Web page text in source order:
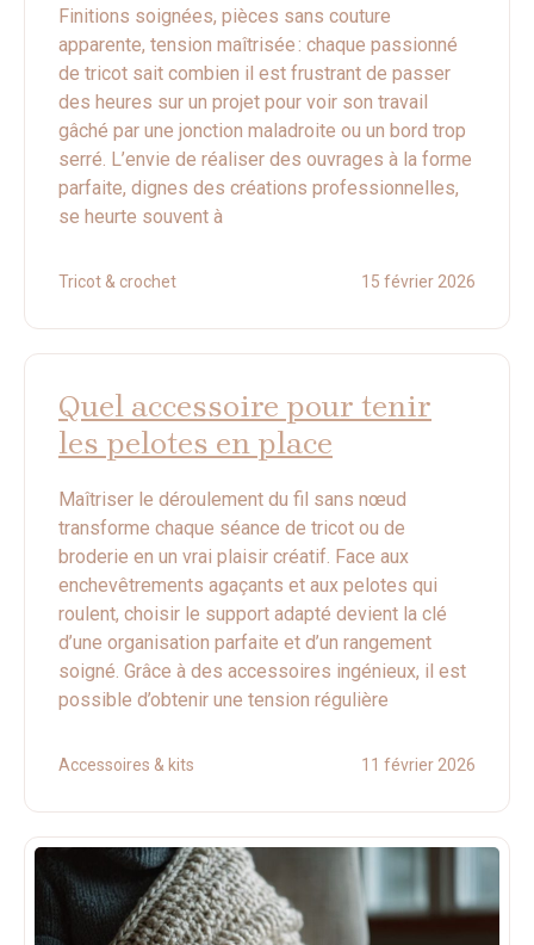
Finitions soignées, pièces sans couture
apparente, tension maîtrisée : chaque passionné
de tricot sait combien il est frustrant de passer
des heures sur un projet pour voir son travail
gâché par une jonction maladroite ou un bord trop
serré. L’envie de réaliser des ouvrages à la forme
parfaite, dignes des créations professionnelles,
se heurte souvent à
Tricot & crochet 15 février 2026
Quel accessoire pour tenir
les pelotes en place
Maîtriser le déroulement du fil sans nœud
transforme chaque séance de tricot ou de
broderie en un vrai plaisir créatif. Face aux
enchevêtrements agaçants et aux pelotes qui
roulent, choisir le support adapté devient la clé
d’une organisation parfaite et d’un rangement
soigné. Grâce à des accessoires ingénieux, il est
possible d’obtenir une tension régulière
Accessoires & kits 11 février 2026